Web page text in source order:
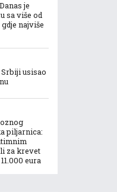
je
sa više od
najviše
Srbiji usisao
piljarnica:
za krevet
eura